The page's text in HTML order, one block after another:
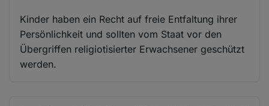
Kinder haben ein Recht auf freie Entfaltung ihrer
Persönlichkeit und sollten vom Staat vor den
Übergriffen religiotisierter Erwachsener geschützt
werden.